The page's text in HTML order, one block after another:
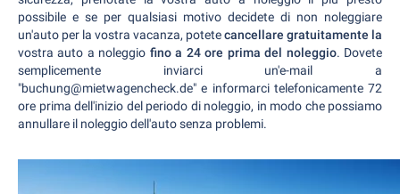
possibile e se per qualsiasi motivo decidete di non noleggiare
un'auto per la vostra vacanza, potetecancellare gratuitamente la
vostra auto a noleggio fino a 24 ore prima del noleggio. Dovete
semplicemente inviarci un'e-mail a
"buchung@mietwagencheck.de" e informarci telefonicamente 72
ore prima dell'inizio del periodo di noleggio, in modo che possiamo
annullare il noleggio dell'auto senza problemi.